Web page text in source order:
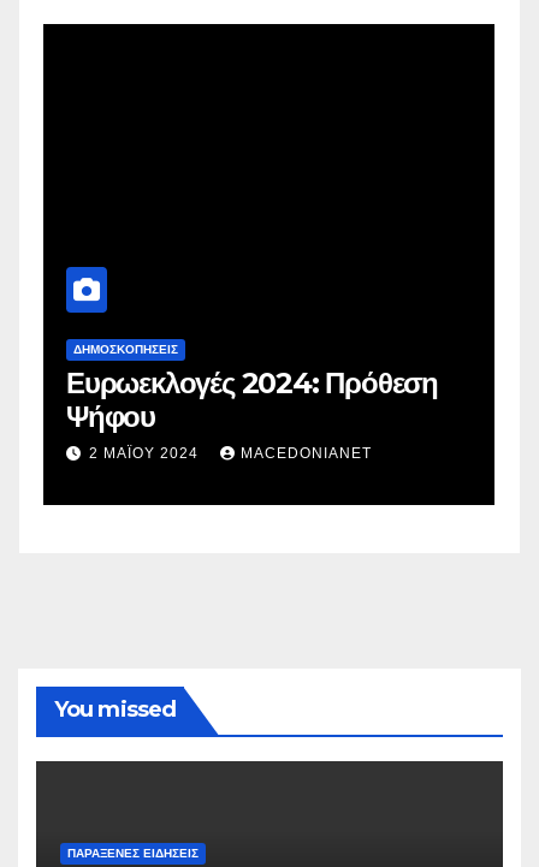
ΔΗΜΟΣΚΟΠΉΣΕΙΣ
Ευρωεκλογές 2024: Πρόθεση
Ψήφου
2 ΜΑΪ́ΟΥ 2024 MACEDONIANET
You missed
ΠΑΡΆΞΕΝΕΣ ΕΙΔΉΣΕΙΣ